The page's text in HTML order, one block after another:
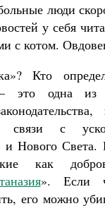
люди
у себя
с котом.
Кто
это одна из
связи с
и Нового Света.
как
». Если
его можно